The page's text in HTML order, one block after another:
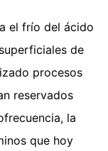
el frío del ácido
de
procesos
reservados
la
que hoy